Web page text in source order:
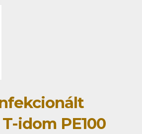
idom PE100